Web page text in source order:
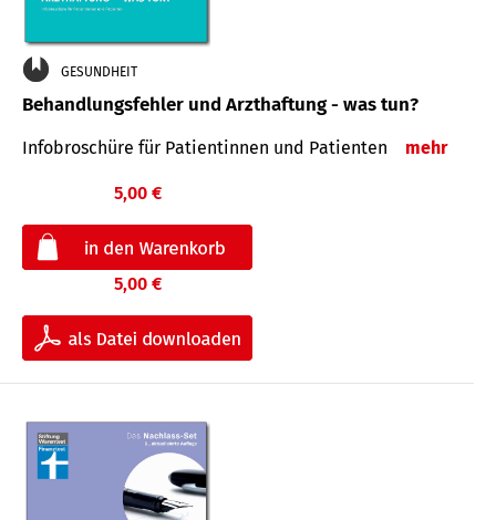
GESUNDHEIT
Behandlungsfehler und Arzthaftung - was tun?
Infobroschüre für Patientinnen und Patienten mehr
5,00 €
5,00 €